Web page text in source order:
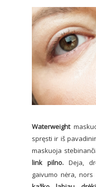
Waterweight
spręsti ir iš
maskuoja
link pilno. Deja,
gaivumo nėra,